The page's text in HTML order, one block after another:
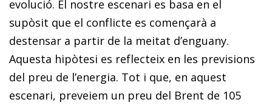
evolució. El nostre escenari es basa en el
supòsit que el conflicte es començarà a
destensar a partir de la meitat d’enguany.
Aquesta hipòtesi es reflecteix en les previsions
del preu de l’energia. Tot i que, en aquest
escenari, pre­­veiem un preu del Brent de 105